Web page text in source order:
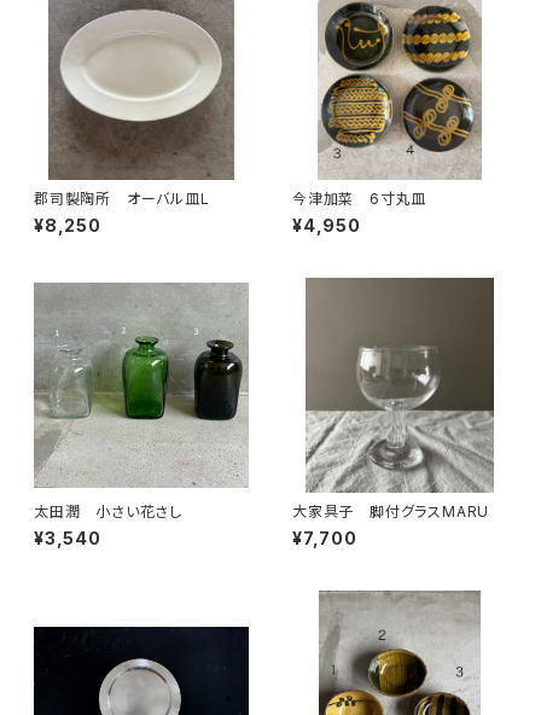
郡司製陶所 オーバル皿L
¥8,250
今津加菜 6寸丸皿
¥4,950
太田潤 小さい花さし
¥3,540
大家具子 脚付グラスMARU
¥7,700